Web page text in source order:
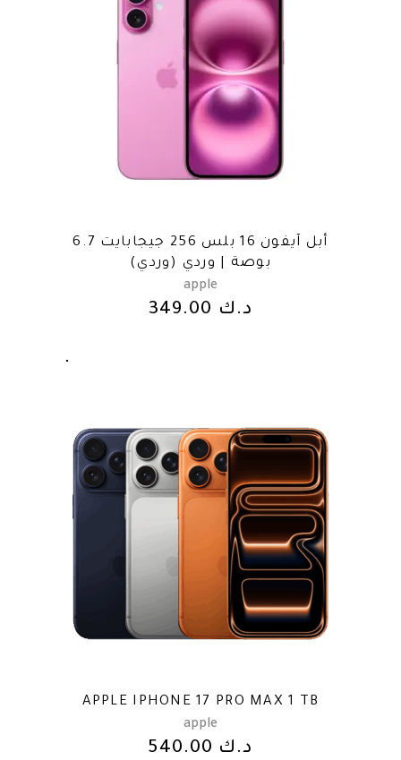
أبل آيفون 16 بلس 256 جيجابايت 6.7
بوصة | وردي (وردي)
apple
د.ك
APPLE IPHONE 17 PRO MAX 1 TB
apple
د.ك